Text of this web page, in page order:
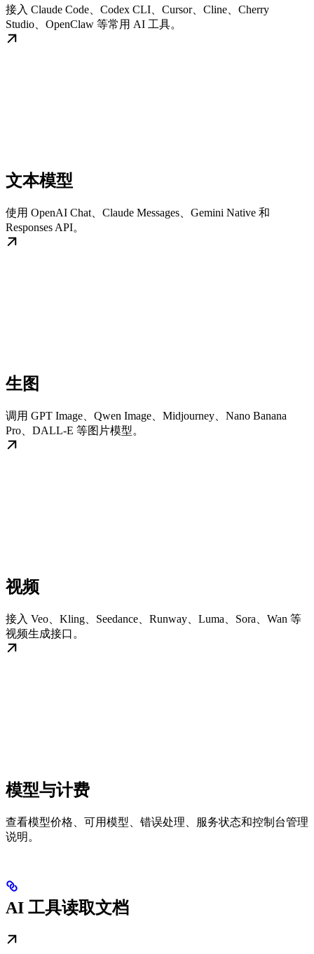
接入 Claude Code、Codex CLI、Cursor、Cline、Cherry
Studio、OpenClaw 等常用 AI 工具。
文本模型
使用 OpenAI Chat、Claude Messages、Gemini Native 和
Responses API。
生图
调用 GPT Image、Qwen Image、Midjourney、Nano Banana
Pro、DALL-E 等图片模型。
视频
接入 Veo、Kling、Seedance、Runway、Luma、Sora、Wan 等
视频生成接口。
模型与计费
查看模型价格、可用模型、错误处理、服务状态和控制台管理
说明。
AI 工具读取文档